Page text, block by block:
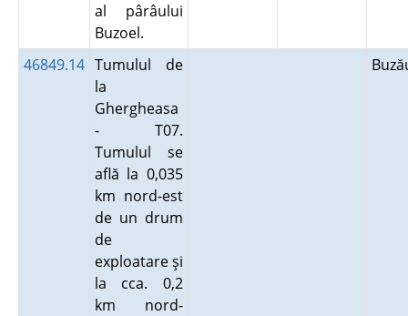
al pârâului
Buzoel.
46849.14 Tumulul de
la
Ghergheasa
- T07.
Tumulul se
află la 0,035
km nord-est
de un drum
de
exploatare şi
la cca. 0,2
km nord-